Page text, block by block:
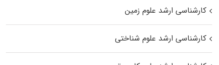
کارشناسی ارشد علوم زمین
کارشناسی ارشد علوم شناختی